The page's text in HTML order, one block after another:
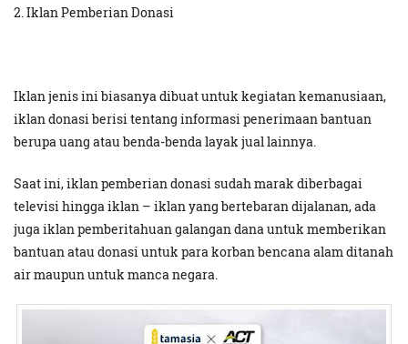
2. Iklan Pemberian Donasi
Iklan jenis ini biasanya dibuat untuk kegiatan kemanusiaan,
iklan donasi berisi tentang informasi penerimaan bantuan
berupa uang atau benda-benda layak jual lainnya.
Saat ini, iklan pemberian donasi sudah marak diberbagai
televisi hingga iklan – iklan yang bertebaran dijalanan, ada
juga iklan pemberitahuan galangan dana untuk memberikan
bantuan atau donasi untuk para korban bencana alam ditanah
air maupun untuk manca negara.